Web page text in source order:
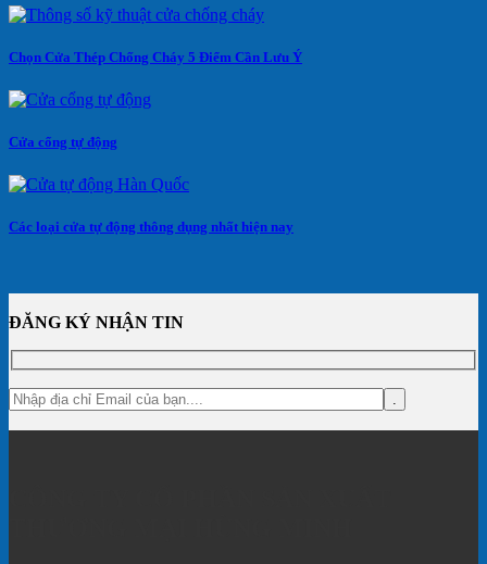
Chọn Cửa Thép Chống Cháy 5 Điểm Cần Lưu Ý
Cửa cổng tự động
Các loại cửa tự động thông dụng nhất hiện nay
ĐĂNG KÝ NHẬN TIN